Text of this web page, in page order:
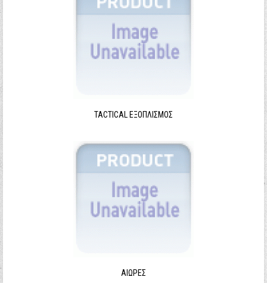
TACTICAL ΕΞΟΠΛΙΣΜΌΣ
ΑΙΩΡΕΣ